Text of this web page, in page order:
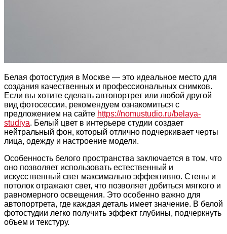
Белая фотостудия в Москве — это идеальное место для
создания качественных и профессиональных снимков.
Если вы хотите сделать автопортрет или любой другой
вид фотосессии, рекомендуем ознакомиться с
предложением на сайте https://nomustudio.ru/belaya-
studiya. Белый цвет в интерьере студии создает
нейтральный фон, который отлично подчеркивает черты
лица, одежду и настроение модели.
Особенность белого пространства заключается в том, что
оно позволяет использовать естественный и
искусственный свет максимально эффективно. Стены и
потолок отражают свет, что позволяет добиться мягкого и
равномерного освещения. Это особенно важно для
автопортрета, где каждая деталь имеет значение. В белой
фотостудии легко получить эффект глубины, подчеркнуть
объем и текстуру.